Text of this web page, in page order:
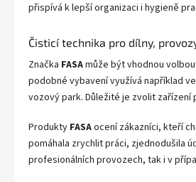
přispívá k lepší organizaci i hygieně
Čisticí technika pro dílny,
Značka FASAmůže být vhodnou
podobné vybavení využívá například
vozový park. Důležité je zvolit
Produkty FASAocení zákazníci, kteří
pomáhala zrychlit práci, zjednodušila
profesionálních provozech, tak i v